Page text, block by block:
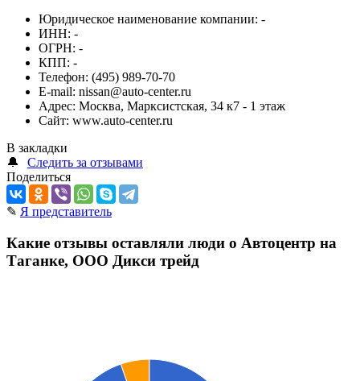
Юридическое наименование компании: -
ИНН: -
ОГРН: -
КПП: -
Телефон: (495) 989-70-70
E-mail: nissan@auto-center.ru
Адрес: Москва, Марксистская, 34 к7 - 1 этаж
Сайт: www.auto-center.ru
В закладки
🔔
Следить за отзывами
Поделиться
✎ Я представитель
Какие отзывы оставляли люди о Автоцентр на
Таганке, ООО Дикси трейд